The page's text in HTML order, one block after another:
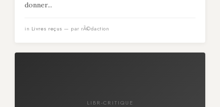
donner...
in Livres reçus — par rÃ©daction
LIBR-CRITIQUE